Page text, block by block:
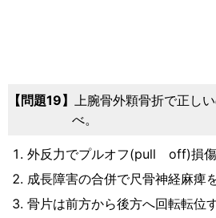
問題19
上腕骨外顆骨折で正し
べ。
外反力でプルオフ(pull off)損傷
成長障害の合併で尺骨神経麻痺
骨片は前方から後方へ回転転位